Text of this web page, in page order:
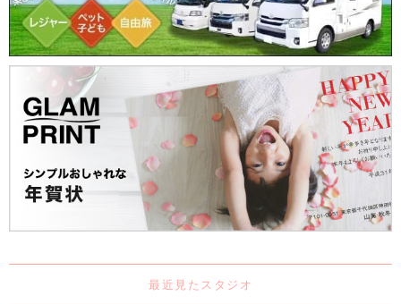
最近見たスタジオ